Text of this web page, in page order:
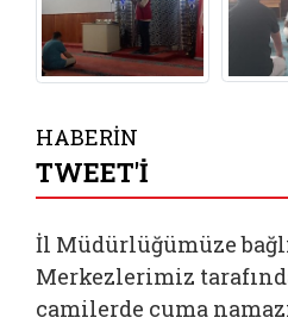
HABERİN
TWEET'İ
İl Müdürlüğümüze
Merkezlerimiz
camilerde cuma